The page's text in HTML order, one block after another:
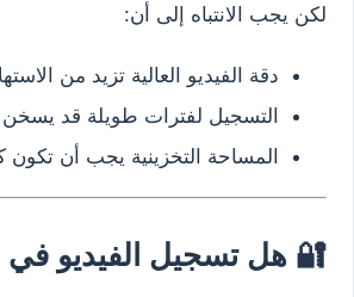
لكن يجب الانتباه إلى أن:
دقة الفيديو العالية تزيد من
التسجيل لفترات طويلة قد يسخن
المساحة التخزينية يجب أن تكون
🔐 هل تسجيل الفيديو في